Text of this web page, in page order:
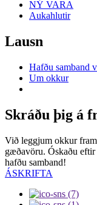
NÝ VARA
Aukahlutir
Lausn
Hafðu samband
Um okkur
Skráðu þig á
Við leggjum okkur
gæðavöru. Óskaðu
hafðu samband!
ÁSKRIFTA